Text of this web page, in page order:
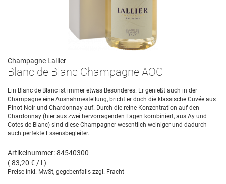
Champagne Lallier
Blanc de Blanc Champagne AOC
Ein Blanc de Blanc ist immer etwas Besonderes. Er genießt auch in der
Champagne eine Ausnahmestellung, bricht er doch die klassische Cuvée aus
Pinot Noir und Chardonnay auf. Durch die reine Konzentration auf den
Chardonnay (hier aus zwei hervorragenden Lagen kombiniert, aus Ay und
Cotes de Blanc) sind diese Champagner wesentlich weiniger und dadurch
auch perfekte Essensbegleiter.
Artikelnummer: 84540300
( 83,20 € / l )
Preise inkl. MwSt, gegebenfalls zzgl. Fracht